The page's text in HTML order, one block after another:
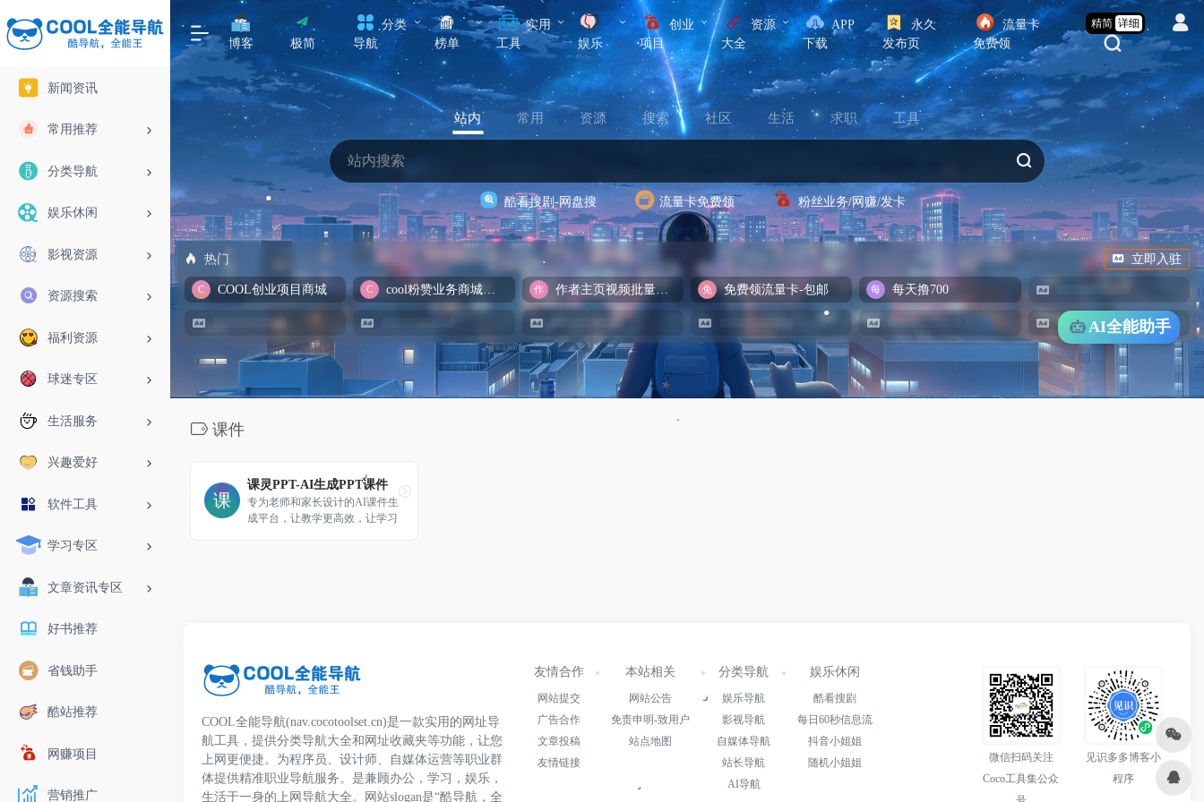
新闻资讯
常用推荐
分类导航
娱乐休闲
影视资源
资源搜索
福利资源
球迷专区
生活服务
兴趣爱好
软件工具
学习专区
文章资讯专区
好书推荐
省钱助手
酷站推荐
网赚项目
营销推广
博客 极简
分类
导航
榜单
实用
工具
娱乐
创业
项目
资源
大全
APP
下载
永久
发布页
流量卡
免费领
精简 详细
站内 常用 资源 搜索 社区 生活 求职 工具
酷看搜剧-网盘搜 流量卡免费领 粉丝业务/网赚/发卡
热门 立即入驻
COOL创业项目商城 cool粉赞业务商城【爆粉引流】 作者主页视频批量提取 免费领流量卡-包邮 每天撸700
课件
课灵PPT-AI生成PPT课件
专为老师和家长设计的AI课件生
成平台，让教学更高效，让学习
COOL全能导航(nav.cocotoolset.cn)是一款实用的网址导
航工具，提供分类导航大全和网址收藏夹等功能，让您
上网更便捷。为程序员、设计师、自媒体运营等职业群
体提供精准职业导航服务。是兼顾办公，学习，娱乐，
生活于一身的上网导航大全。网站slogan是“酷导航，全
友情合作
网站提交
广告合作
文章投稿
友情链接
本站相关
网站公告
免责申明-致用户
站点地图
分类导航
娱乐导航
影视导航
自媒体导航
站长导航
AI导航
娱乐休闲
酷看搜剧
每日60秒信息流
抖音小姐姐
随机小姐姐
微信扫码关注
Coco工具集公众
见识多多博客小
程序
AI全能助手